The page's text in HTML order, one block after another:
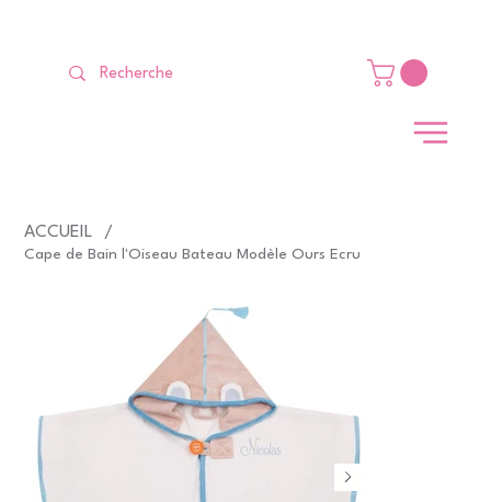
ACCUEIL /
Cape de Bain l'Oiseau Bateau Modèle Ours Ecru